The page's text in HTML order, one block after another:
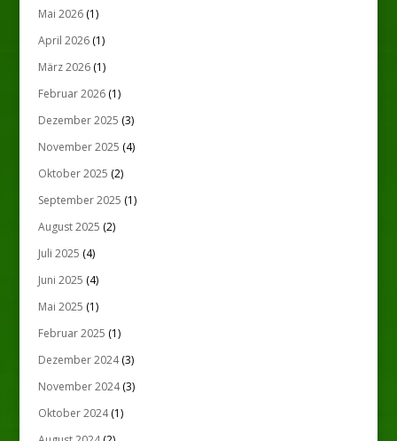
Mai 2026(1)
April 2026(1)
März 2026(1)
Februar 2026(1)
Dezember 2025 (3)
November 2025 (4)
Oktober 2025 (2)
September 2025 (1)
August 2025 (2)
Juli 2025 (4)
Juni 2025 (4)
Mai 2025 (1)
Februar 2025 (1)
Dezember 2024(3)
November 2024(3)
Oktober 2024(1)